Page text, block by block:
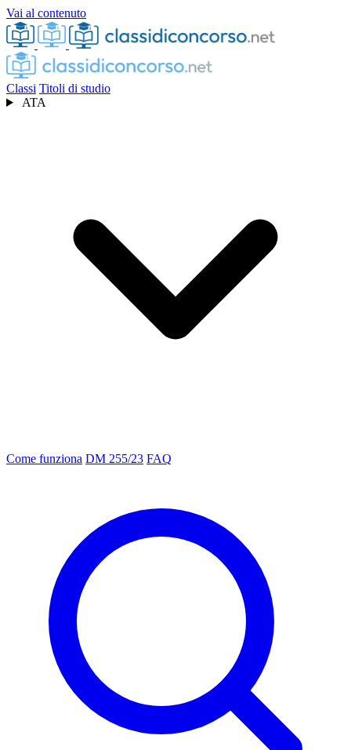
Vai al contenuto
Classi Titoli di studio
ATA
Come funziona DM 255/23 FAQ